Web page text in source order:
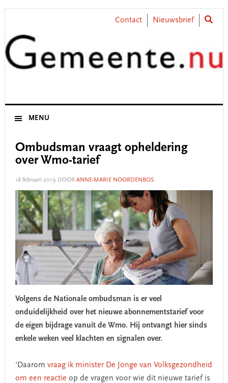
Skip
primary
navigation
Skip
content
Skip
primary
sidebar
Skip
footer
Contact Nieuwsbrief
MENU
Ombudsman vraagt opheldering
over Wmo-tarief
18 februari 2019 DOOR ANNE-MARIE NOORDENBOS
Volgens de Nationale ombudsman is er veel
onduidelijkheid over het nieuwe abonnementstarief voor
de eigen bijdrage vanuit de Wmo. Hij ontvangt hier sinds
enkele weken veel klachten en signalen over.
‘Daarom vraag ik minister De Jonge van Volksgezondheid
om een reactie op de vragen voor wie dit nieuwe tarief is